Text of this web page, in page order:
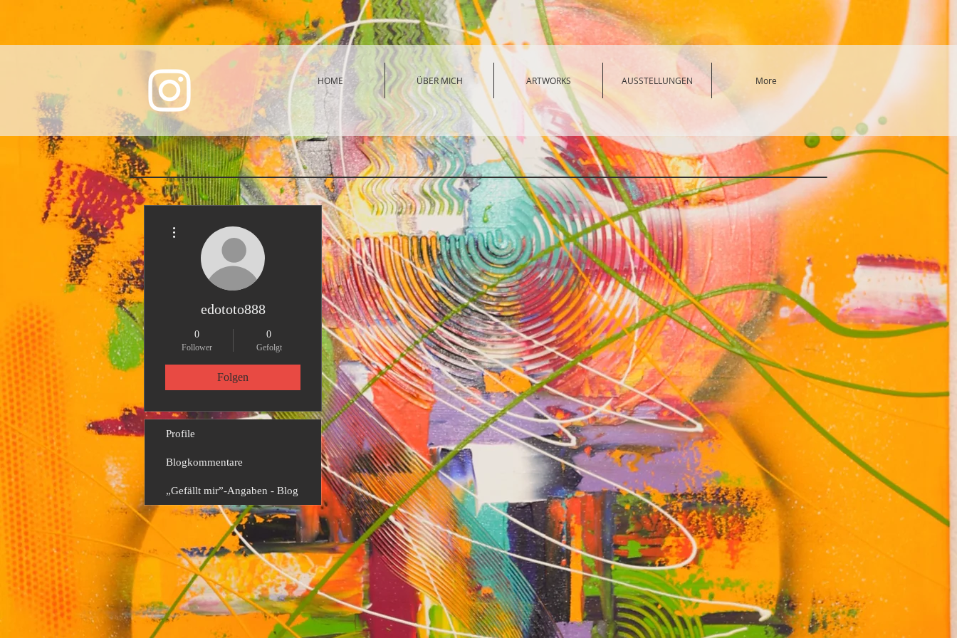
HOME ÜBER MICH ARTWORKS AUSSTELLUNGEN More
edototo888
0
Follower
0
Gefolgt
Folgen
Profile
Blogkommentare
„Gefällt mir”-Angaben - Blog